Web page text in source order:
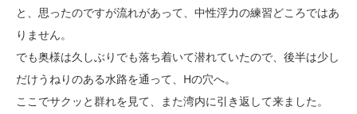
と、思ったのですが流れがあって、中性浮力の練習どころではあ
りません。
でも奥様は久しぶりでも落ち着いて潜れていたので、後半は少し
だけうねりのある水路を通って、Hの穴へ。
ここでサクッと群れを見て、また湾内に引き返して来ました。